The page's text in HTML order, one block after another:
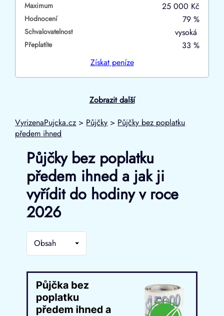
Maximum 25 000 Kč
Hodnocení 79 %
Schvalovatelnost vysoká
Přeplatíte
33 %
Získatpeníze
Zobrazit další
VyrizenaPujcka.cz > Půjčky > Půjčky bez poplatku
předem ihned
Půjčky bez poplatku
předem ihned a jak ji
vyřídit do hodiny v roce
2026
Obsah